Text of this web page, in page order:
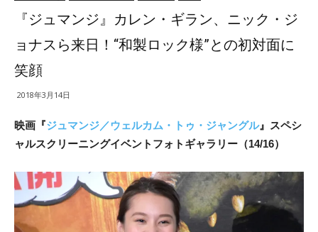
『ジュマンジ』カレン・ギラン、ニック・ジ
ョナスら来日！“和製ロック様”との初対面に
笑顔
2018年3月14日
映画『ジュマンジ／ウェルカム・トゥ・ジャングル』スペシ
ャルスクリーニングイベントフォトギャラリー（14/16）